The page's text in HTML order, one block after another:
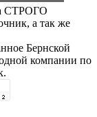
СТРОГО
а так же
Бернской
компании по